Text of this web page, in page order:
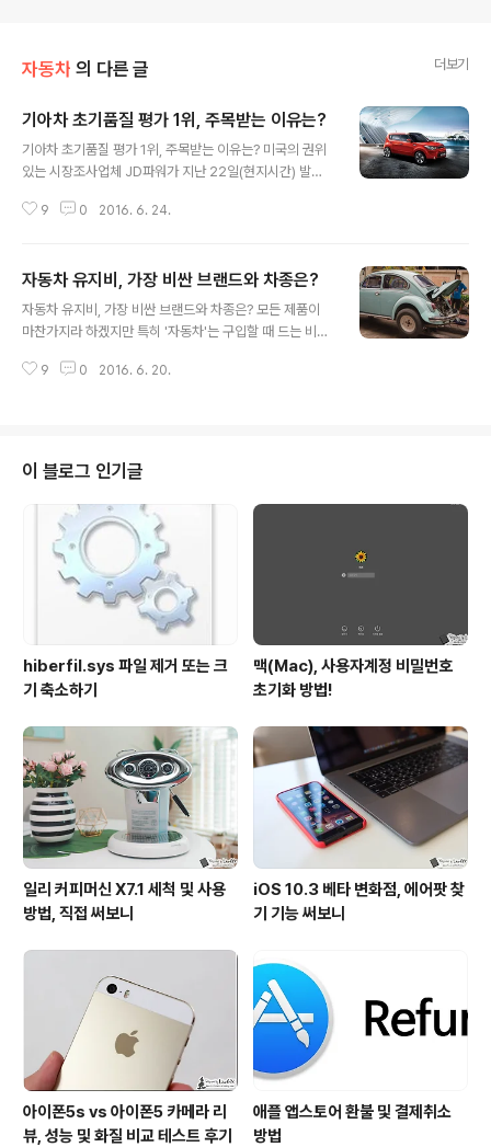
자동차 의 다른 글 더보기
기아차 초기품질 평가 1위, 주목받는 이유는?
기아차 초기품질 평가 1위, 주목받는 이유는? 미국의 권위
있는 시장조사업체 JD파워가 지난 22일(현지시간) 발표
격되어 많은 이들의 이목을 집중시키고 있습니다. 프리미
국 자동차 업체 가운데 최초인 것은 두말할 것도 없고, 27
년만에 처음으로 일반 자동차 브랜드 가운데 1위가 나온 것
이라 더 의미하는 바가 크다 하겠습니다. 참고로, 이번 IQS
차를 대상으로, 구매 후 3개월이 지난 차량의 이용자에게
9 0 2016. 6. 24.
자동차 유지비, 가장 비싼 브랜드와 차종은?
자동차 유지비, 가장 비싼 브랜드와 차종은? 모든 제품이
마찬가지라 하겠지만 특히 '자동차'는 구입할 때 드는 비용
않은 것이 사실입니다. 생명한 직결되는 것인 만큼 어느 하
약 5%를 차지한다고 합니다. 적지 않은 비중임을 알 수 있
는데요. 당연한 이야기겠지만, 이용하는 차량에 따라 이를
유지하는데 드는 비용은 천차만별이겠죠? YourMechani
c은 이에 착안해 자동차를 구입하고 10년동안 들어가는 유
지비를 제조사 브랜드별로 그리고 차량 모델별로 조사했다
고 합니다. 지난 1일(..
9 0 2016. 6. 20.
이 블로그 인기글
hiberfil.sys 파일 제거 또는 크
기 축소하기
맥(Mac), 사용자계정 비밀번호
초기화 방법!
일리 커피머신 X7.1 세척 및 사용
방법, 직접 써보니
iOS 10.3 베타 변화점, 에어팟 찾
기 기능 써보니
아이폰5s vs 아이폰5 카메라 리
뷰, 성능 및 화질 비교 테스트 후기
애플 앱스토어 환불 및 결제취소
방법